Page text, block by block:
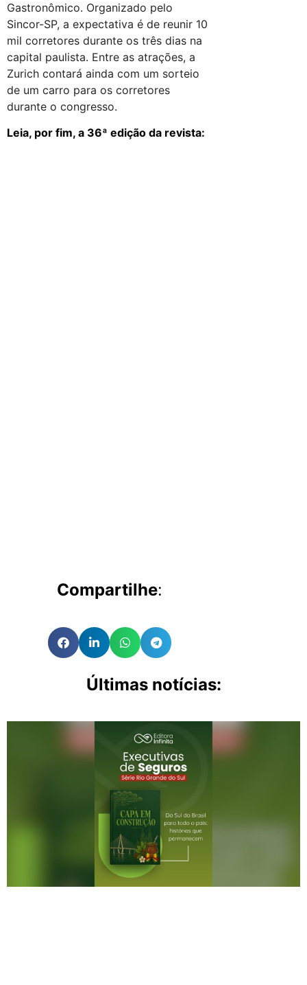
Gastronômico. Organizado pelo
Sincor-SP, a expectativa é de reunir 10
mil corretores durante os três dias na
capital paulista. Entre as atrações, a
Zurich contará ainda com um sorteio
de um carro para os corretores
durante o congresso.
Leia, por fim, a 36ª edição da revista:
Compartilhe:
Últimas notícias: